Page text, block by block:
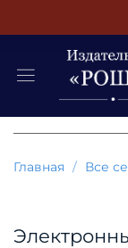
Главная Все